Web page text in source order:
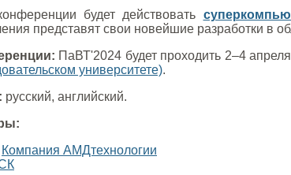
будет действовать
представят свои новейшие разработки в
ПаВТ'2024 будет проходить 2–4
университете).
русский, английский.
Компания АМДтехнологии